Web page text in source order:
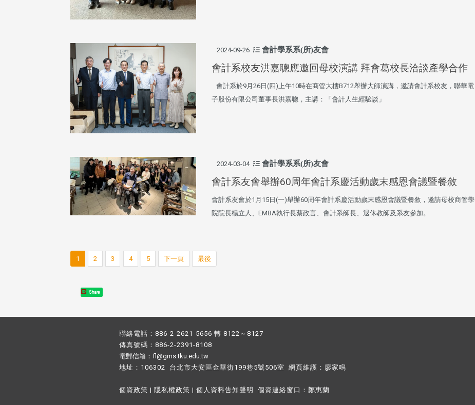
2024-09-26 會計學系系(所)友會
會計系校友洪嘉聰應邀回母校演講 拜會葛校長洽談產學合作
會計系於9月26日(四)上午10時在商管大樓B712舉辦大師演講，邀請會計系校友，聯華電
子股份有限公司董事長洪嘉聰，主講：「會計人生經驗談」
2024-03-04 會計學系系(所)友會
會計系友會舉辦60周年會計系慶活動歲末感恩會議暨餐敘
會計系友會於1月15日(一)舉辦60周年會計系慶活動歲末感恩會議暨餐敘，邀請母校商管學
院院長楊立人、EMBA執行長蔡政言、會計系師長、退休教師及系友參加。
1 2 3 4 5 下一頁 最後
Share
聯絡電話：886-2-2621-5656 轉 8122～8127
傳真號碼：886-2-2391-8108
電郵信箱：fl@gms.tku.edu.tw
地址：106302 台北市大安區金華街199巷5號506室 網頁維護： 廖家鳴​
個資政策 | 隱私權政策 | 個人資料告知聲明 個資連絡窗口： 鄭惠蘭